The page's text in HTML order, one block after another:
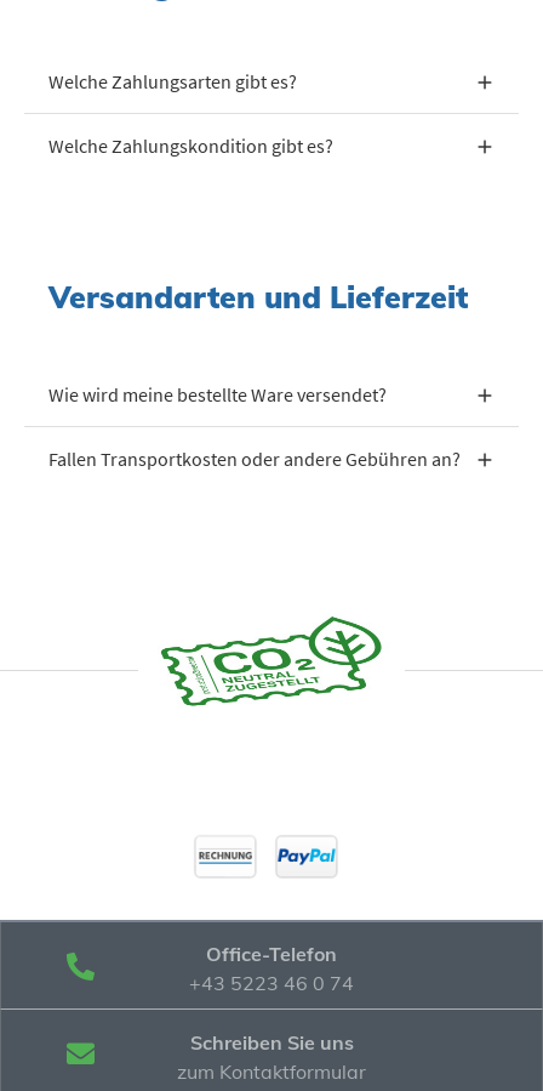
Welche Zahlungsarten gibt es?
Welche Zahlungskondition gibt es?
Versandarten und Lieferzeit
Wie wird meine bestellte Ware versendet?
Fallen Transportkosten oder andere Gebühren an?
Office-Telefon
+43 5223 46 0 74
Schreiben Sie uns
zum Kontaktformular